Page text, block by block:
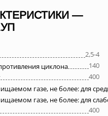
—
2,5-4
циклона
140
400
газе, не более: для
газе, не более: для
400